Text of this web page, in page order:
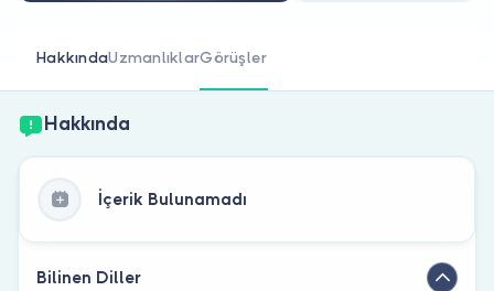
HakkındaUzmanlıklarGörüşler
Hakkında
İçerik Bulunamadı
Bilinen Diller